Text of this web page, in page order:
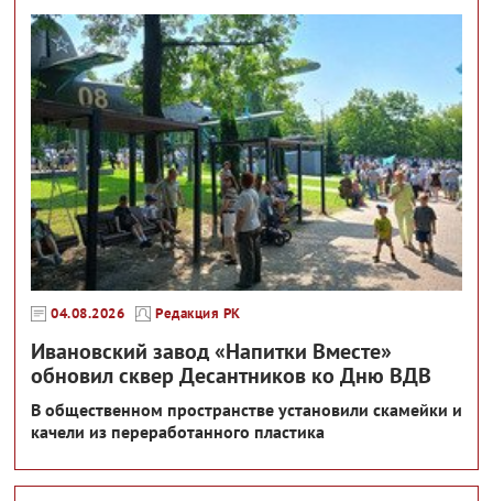
04.08.2026 Редакция РК
Ивановский завод «Напитки Вместе»
обновил сквер Десантников ко Дню ВДВ
В общественном пространстве установили скамейки и
качели из переработанного пластика